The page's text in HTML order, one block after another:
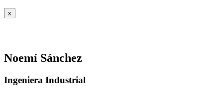
x
Noemí Sánchez
Ingeniera Industrial